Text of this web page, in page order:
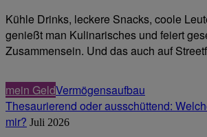
Kühle Drinks, leckere Snacks, coole
genießt man Kulinarisches und feiert
Zusammensein. Und das auch auf
mein GeldVermögensaufbau
Thesaurierend oder ausschüttend:
mir? Juli 2026